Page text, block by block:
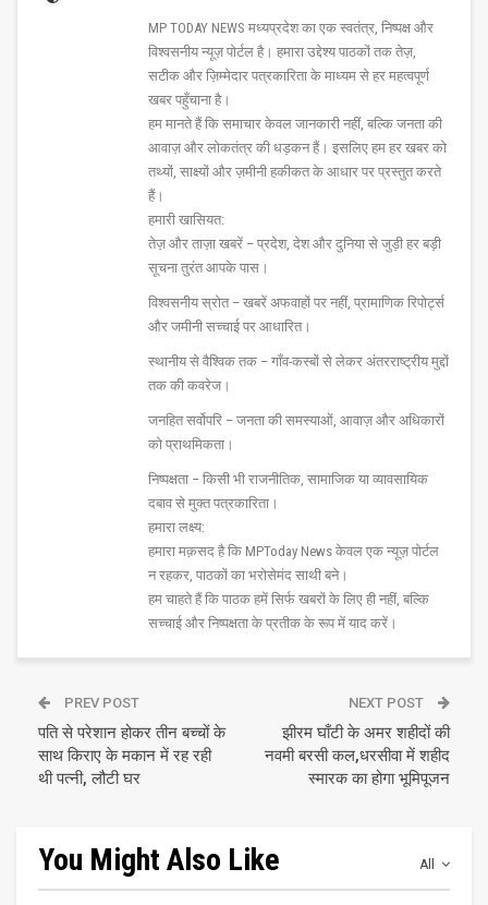
MP TODAY NEWS मध्यप्रदेश का एक स्वतंत्र, निष्पक्ष और
विश्वसनीय न्यूज़ पोर्टल है। हमारा उद्देश्य पाठकों तक तेज़,
सटीक और ज़िम्मेदार पत्रकारिता के माध्यम से हर महत्वपूर्ण
खबर पहुँचाना है।
हम मानते हैं कि समाचार केवल जानकारी नहीं, बल्कि जनता की
आवाज़ और लोकतंत्र की धड़कन हैं। इसलिए हम हर खबर को
तथ्यों, साक्ष्यों और ज़मीनी हकीकत के आधार पर प्रस्तुत करते
हैं।
हमारी खासियत:
तेज़ और ताज़ा खबरें – प्रदेश, देश और दुनिया से जुड़ी हर बड़ी
सूचना तुरंत आपके पास।
विश्वसनीय स्रोत – खबरें अफवाहों पर नहीं, प्रामाणिक रिपोर्ट्स
और जमीनी सच्चाई पर आधारित।
स्थानीय से वैश्विक तक – गाँव-कस्बों से लेकर अंतरराष्ट्रीय मुद्दों
तक की कवरेज।
जनहित सर्वोपरि – जनता की समस्याओं, आवाज़ और अधिकारों
को प्राथमिकता।
निष्पक्षता – किसी भी राजनीतिक, सामाजिक या व्यावसायिक
दबाव से मुक्त पत्रकारिता।
हमारा लक्ष्य:
हमारा मक़सद है कि MPToday News केवल एक न्यूज़ पोर्टल
न रहकर, पाठकों का भरोसेमंद साथी बने।
हम चाहते हैं कि पाठक हमें सिर्फ खबरों के लिए ही नहीं, बल्कि
सच्चाई और निष्पक्षता के प्रतीक के रूप में याद करें।
PREV POST
पति से परेशान होकर तीन बच्चों के
साथ किराए के मकान में रह रही
थी पत्नी, लौटी घर
NEXT POST
झीरम घाँटी के अमर शहीदों की
नवमी बरसी कल,धरसीवा में शहीद
स्मारक का होगा भूमिपूजन
All
You Might Also Like